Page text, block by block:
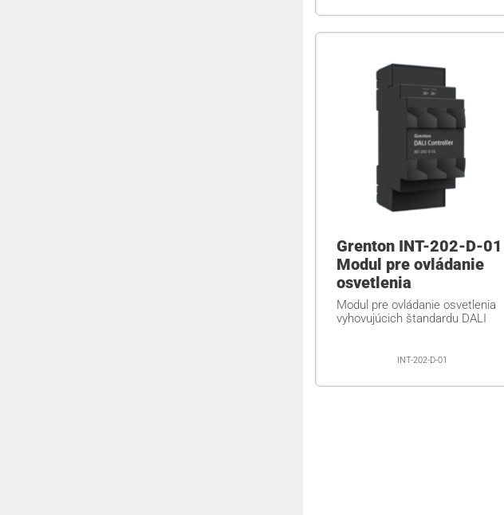
Grenton INT-202-D-01
Modul pre ovládanie
osvetlenia
Modul pre ovládanie osvetlenia
vyhovujúcich štandardu DALI
INT-202-D-01